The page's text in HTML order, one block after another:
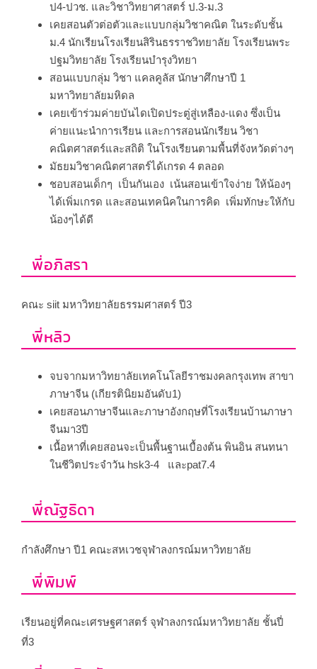
ป4-ปวช. และวิชาวิทยาศาสตร์ ป.3-ม.3
เคยสอนตัวต่อตัวและแบบกลุ่มวิชาคณิต ในระดับชั้น
ม.4 นักเรียนโรงเรียนสิรินธรราชวิทยาลัย โรงเรียนพระ
ปฐมวิทยาลัย โรงเรียนบำรุงวิทยา
สอนแบบกลุ่ม วิชา แคลคูลัส นักษาศึกษาปี 1
มหาวิทยาลัยมหิดล
เคยเข้าร่วมค่ายบันไดเปิดประตู่สู่เหลือง-แดง ซึ่งเป็น
ค่ายแนะนำการเรียน และการสอนนักเรียน วิชา
คณิตศาสตร์และสถิติ ในโรงเรียนตามพื้นที่จังหวัดต่างๆ
มัธยมวิชาคณิตศาสตร์ได้เกรด 4 ตลอด
ชอบสอนเด็กๆ เป็นกันเอง เน้นสอนเข้าใจง่าย ให้น้องๆ
ได้เพิ่มเกรด และสอนเทคนิคในการคิด เพิ่มทักษะให้กับ
น้องๆได้ดี
พี่อภิสรา
คณะ siit มหาวิทยาลัยธรรมศาสตร์ ปี3
พี่หลิว
จบจากมหาวิทยาลัยเทคโนโลยีราชมงคลกรุงเทพ สาขา
ภาษาจีน (เกียรตินิยมอันดับ1)
เคยสอนภาษาจีนและภาษาอังกฤษที่โรงเรียนบ้านภาษา
จีนมา3ปี
เนื้อหาที่เคยสอนจะเป็นพื้นฐานเบื้องต้น พินอิน สนทนา
ในชีวิตประจำวัน hsk3-4 และpat7.4
พี่ณัฐธิดา
กำลังศึกษา ปี1 คณะสหเวชจุฬาลงกรณ์มหาวิทยาลัย
พี่พิมพ์
เรียนอยู่ที่คณะเศรษฐศาสตร์ จุฬาลงกรณ์มหาวิทยาลัย ชั้นปี่
ที่3